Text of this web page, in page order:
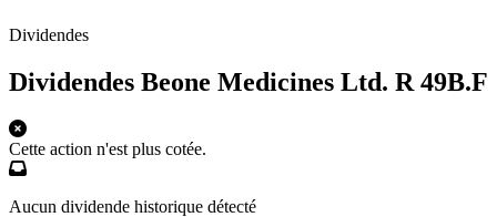
Dividendes
Dividendes Beone Medicines Ltd. R 49B.F
Cette action n'est plus cotée.
Aucun dividende historique détecté